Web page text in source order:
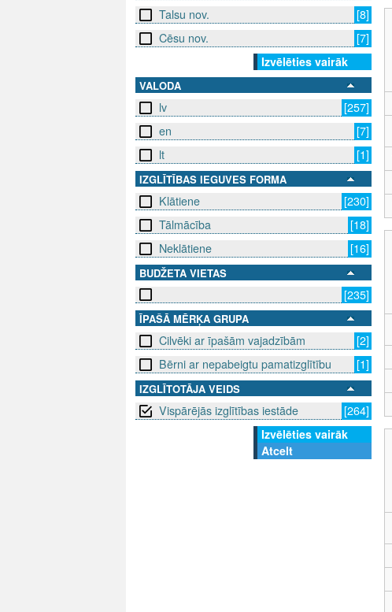
Talsu nov.
[8]
Cēsu nov.
[7]
Izvēlēties vairāk
VALODA
lv
[257]
en
[7]
lt
[1]
IZGLĪTĪBAS IEGUVES FORMA
Klātiene
[230]
Tālmācība
[18]
Neklātiene
[16]
BUDŽETA VIETAS
[235]
ĪPAŠĀ MĒRĶA GRUPA
Cilvēki ar īpašām vajadzībām
[2]
Bērni ar nepabeigtu pamatizglītību
[1]
IZGLĪTOTĀJA VEIDS
Vispārējās izglītības iestāde
[264]
Izvēlēties vairāk
Atcelt